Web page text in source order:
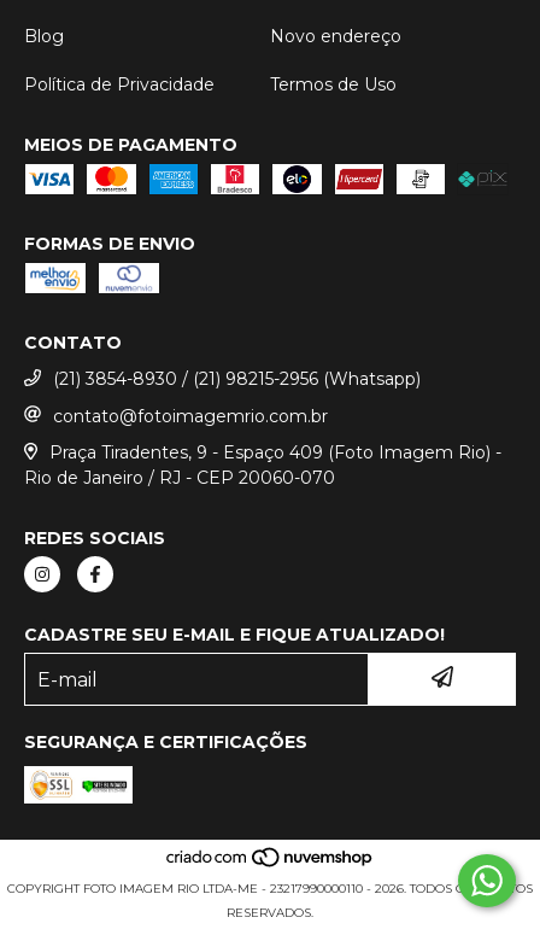
Blog Novo endereço
Política de Privacidade Termos de Uso
MEIOS DE PAGAMENTO
FORMAS DE ENVIO
CONTATO
(21) 3854-8930 / (21) 98215-2956 (Whatsapp)
contato@fotoimagemrio.com.br
Praça Tiradentes, 9 - Espaço 409 (Foto Imagem Rio) -
Rio de Janeiro / RJ - CEP 20060-070
REDES SOCIAIS
CADASTRE SEU E-MAIL E FIQUE ATUALIZADO!
SEGURANÇA E CERTIFICAÇÕES
COPYRIGHT FOTO IMAGEM RIO LTDA-ME - 23217990000110 - 2026. TODOS OS DIREITOS
RESERVADOS.